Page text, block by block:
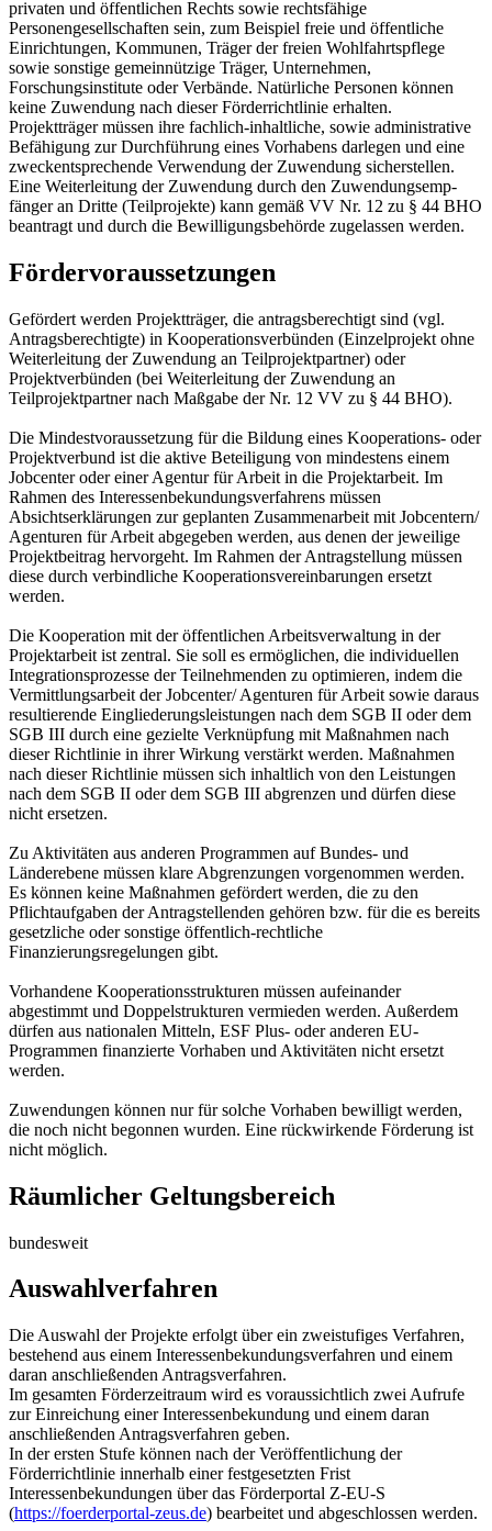
privaten und öffentlichen Rechts sowie rechtsfähige
Personengesellschaften sein, zum Beispiel freie und öffentliche
Einrichtungen, Kommunen, Träger der freien Wohlfahrtspflege
sowie sonstige gemeinnützige Träger, Unternehmen,
Forschungsinstitute oder Verbände. Natürliche Personen können
keine Zuwendung nach dieser Förderrichtlinie erhalten.
Projektträger müssen ihre fachlich-inhaltliche, sowie administrative
Befähigung zur Durchführung eines Vorhabens darlegen und eine
zweckentsprechende Verwendung der Zuwendung sicherstellen.
Eine Weiterleitung der Zuwendung durch den Zuwendungsemp-
fänger an Dritte (Teilprojekte) kann gemäß VV Nr. 12 zu § 44 BHO
beantragt und durch die Bewilligungsbehörde zugelassen werden.
Fördervoraussetzungen
Gefördert werden Projektträger, die antragsberechtigt sind (vgl.
Antragsberechtigte) in Kooperationsverbünden (Einzelprojekt ohne
Weiterleitung der Zuwendung an Teilprojektpartner) oder
Projektverbünden (bei Weiterleitung der Zuwendung an
Teilprojektpartner nach Maßgabe der Nr. 12 VV zu § 44 BHO).
Die Mindestvoraussetzung für die Bildung eines Kooperations- oder
Projektverbund ist die aktive Beteiligung von mindestens einem
Jobcenter oder einer Agentur für Arbeit in die Projektarbeit. Im
Rahmen des Interessenbekundungsverfahrens müssen
Absichtserklärungen zur geplanten Zusammenarbeit mit Jobcentern/
Agenturen für Arbeit abgegeben werden, aus denen der jeweilige
Projektbeitrag hervorgeht. Im Rahmen der Antragstellung müssen
diese durch verbindliche Kooperationsvereinbarungen ersetzt
werden.
Die Kooperation mit der öffentlichen Arbeitsverwaltung in der
Projektarbeit ist zentral. Sie soll es ermöglichen, die individuellen
Integrationsprozesse der Teilnehmenden zu optimieren, indem die
Vermittlungsarbeit der Jobcenter/ Agenturen für Arbeit sowie daraus
resultierende Eingliederungsleistungen nach dem SGB II oder dem
SGB III durch eine gezielte Verknüpfung mit Maßnahmen nach
dieser Richtlinie in ihrer Wirkung verstärkt werden. Maßnahmen
nach dieser Richtlinie müssen sich inhaltlich von den Leistungen
nach dem SGB II oder dem SGB III abgrenzen und dürfen diese
nicht ersetzen.
Zu Aktivitäten aus anderen Programmen auf Bundes- und
Länderebene müssen klare Abgrenzungen vorgenommen werden.
Es können keine Maßnahmen gefördert werden, die zu den
Pflichtaufgaben der Antragstellenden gehören bzw. für die es bereits
gesetzliche oder sonstige öffentlich-rechtliche
Finanzierungsregelungen gibt.
Vorhandene Kooperationsstrukturen müssen aufeinander
abgestimmt und Doppelstrukturen vermieden werden. Außerdem
dürfen aus nationalen Mitteln, ESF Plus- oder anderen EU-
Programmen finanzierte Vorhaben und Aktivitäten nicht ersetzt
werden.
Zuwendungen können nur für solche Vorhaben bewilligt werden,
die noch nicht begonnen wurden. Eine rückwirkende Förderung ist
nicht möglich.
Räumlicher Geltungsbereich
bundesweit
Auswahlverfahren
Die Auswahl der Projekte erfolgt über ein zweistufiges Verfahren,
bestehend aus einem Interessenbekundungsverfahren und einem
daran anschließenden Antragsverfahren.
Im gesamten Förderzeitraum wird es voraussichtlich zwei Aufrufe
zur Einreichung einer Interessenbekundung und einem daran
anschließenden Antragsverfahren geben.
In der ersten Stufe können nach der Veröffentlichung der
Förderrichtlinie innerhalb einer festgesetzten Frist
Interessenbekundungen über das Förderportal Z-EU-S
(https://foerderportal-zeus.de) bearbeitet und abgeschlossen werden.